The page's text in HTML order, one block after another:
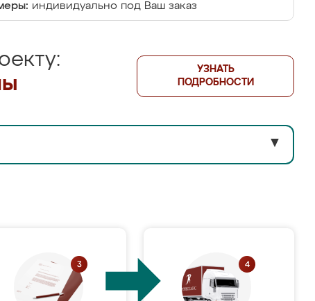
индивидуально под Ваш заказ
УЗНАТЬ
ПОДРОБНОСТИ
▼